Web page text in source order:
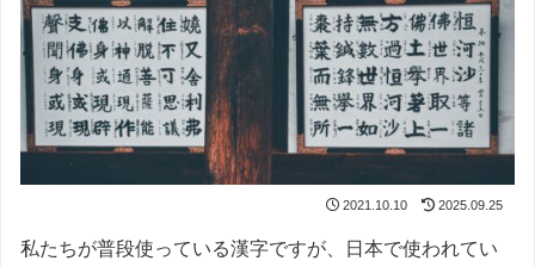
2021.10.10 2025.09.25
私たちが普段使っている漢字ですが、日本で使われてい